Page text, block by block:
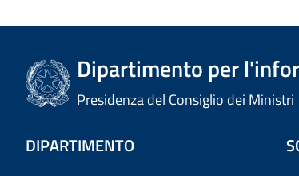
Dipartimento per
Presidenza del Consiglio dei Ministri
DIPARTIMENTO